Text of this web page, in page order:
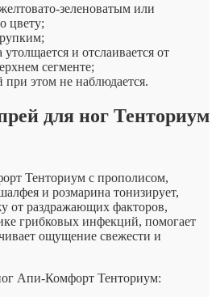
зеленоватым или
цвету;
утолщается и отслаивается от
сегменте;
этом не наблюдается.
для ног Тенториум
Тенториум с прополисом,
и розмарина тонизирует,
от раздражающих факторов,
грибковых инфекций, помогает
ощущение свежести и
Апи-Комфорт Тенториум: